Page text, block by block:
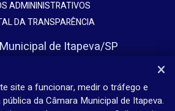
ADMININISTRATIVOS
DA TRANSPARÊNCIA
de Itapeva/SP
- Itapeva - SP - Brasil
(15) 3524-9200
site a funcionar, medir o tráfego e
da Câmara Municipal de Itapeva.